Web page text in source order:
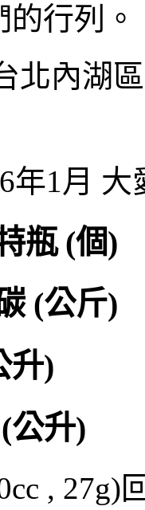
行列。
北內湖
年1月
瓶 (個)
(公斤)
升)
(公升)
, 27g)